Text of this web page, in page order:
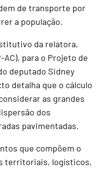
de transporte por
a população.
da relatora,
para o Projeto de
deputado Sidney
detalha que o cálculo
as grandes
dos
pavimentadas.
que compõem o
territoriais, logísticos,